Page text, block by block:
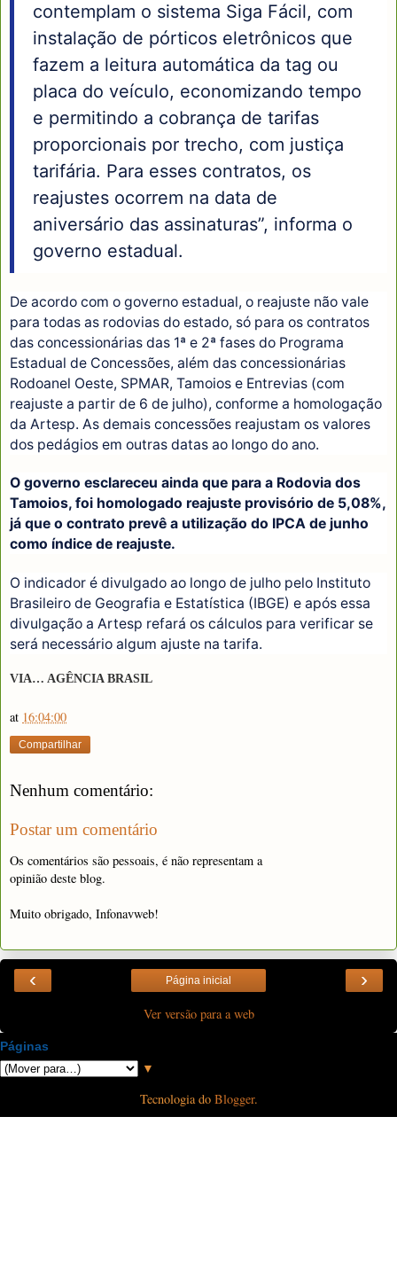
contemplam o sistema Siga Fácil, com
instalação de pórticos eletrônicos que
fazem a leitura automática da tag ou
placa do veículo, economizando tempo
e permitindo a cobrança de tarifas
proporcionais por trecho, com justiça
tarifária. Para esses contratos, os
reajustes ocorrem na data de
aniversário das assinaturas”, informa o
governo estadual.
De acordo com o governo estadual, o reajuste não vale
para todas as rodovias do estado, só para os contratos
das concessionárias das 1ª e 2ª fases do Programa
Estadual de Concessões, além das concessionárias
Rodoanel Oeste, SPMAR, Tamoios e Entrevias (com
reajuste a partir de 6 de julho), conforme a homologação
da Artesp. As demais concessões reajustam os valores
dos pedágios em outras datas ao longo do ano.
O governo esclareceu ainda que para a Rodovia dos
Tamoios, foi homologado reajuste provisório de 5,08%,
já que o contrato prevê a utilização do IPCA de junho
como índice de reajuste.
O indicador é divulgado ao longo de julho pelo Instituto
Brasileiro de Geografia e Estatística (IBGE) e após essa
divulgação a Artesp refará os cálculos para verificar se
será necessário algum ajuste na tarifa.
VIA… AGÊNCIA BRASIL
at 16:04:00
Compartilhar
Nenhum comentário:
Postar um comentário
Os comentários são pessoais, é não representam a
opinião deste blog.
Muito obrigado, Infonavweb!
‹ ›
Página inicial
Ver versão para a web
Páginas
▼
Tecnologia do Blogger.